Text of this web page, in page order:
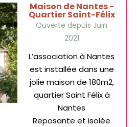
Maison de Nantes -
Quartier Saint-Félix
Ouverte depuis Juin
2021
L’association à Nantes
est installée dans une
jolie maison de 180m2,
quartier Saint Félix à
Nantes
Reposante et isolée